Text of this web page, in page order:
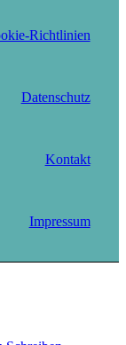
Richtlinien
Datenschutz
Kontakt
Impressum